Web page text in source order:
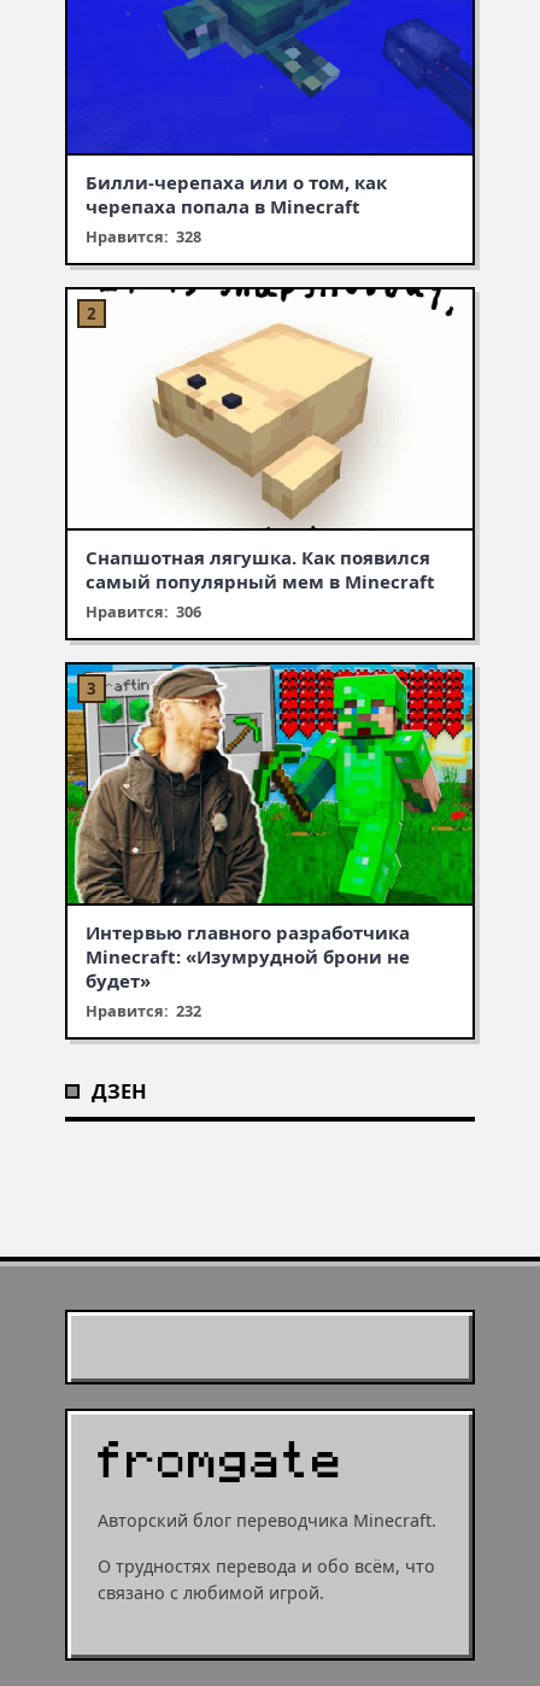
Билли-черепаха или о том, как
черепаха попала в Minecraft
Нравится: 328
Снапшотная лягушка. Как появился
самый популярный мем в Minecraft
Нравится: 306
Интервью главного разработчика
Minecraft: «Изумрудной брони не
будет»
Нравится: 232
ДЗЕНМуухомор станет муушрумом
или мушрумом
Первая встреча с крипером,
робинзонада в Minecraft —
Что добавят в обновлении
Авторский блог переводчика Minecraft.
О трудностях перевода и обо всём, что
связано с любимой игрой.
муушрумом или мушрумом